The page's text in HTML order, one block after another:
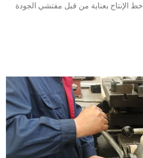
الإنتاج بعناية من قبل مفتشي الجودة